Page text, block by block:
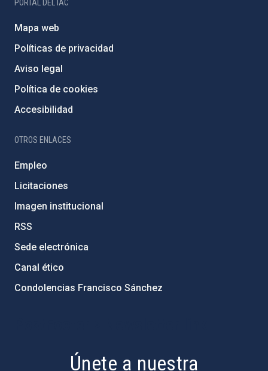
PORTAL DEL IAC
Mapa web
Políticas de privacidad
Aviso legal
Política de cookies
Accesibilidad
OTROS ENLACES
Empleo
Licitaciones
Imagen institucional
RSS
Sede electrónica
Canal ético
Condolencias Francisco Sánchez
Únete a nuestra